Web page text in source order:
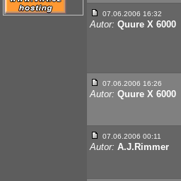
07.06.2006 16:32
Autor: Quure X 6000
07.06.2006 16:26
Autor: Quure X 6000
07.06.2006 00:11
Autor: A.J.Rimmer